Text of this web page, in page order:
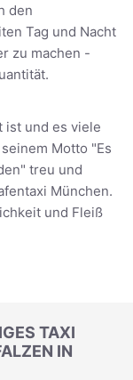
den
Tag und Nacht
zu machen -
ist und es viele
Motto "Es
treu und
München.
und Fleiß
TAXI
IN